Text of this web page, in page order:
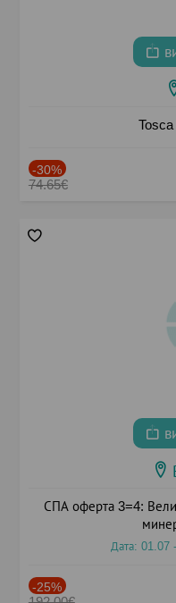
Tosca
-30%
74.65€
СПА оферта 3=4:
Дата: 01.07
-25%